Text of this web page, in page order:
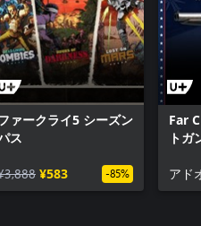
ァークライ5 シーズン
ス
¥583 -85%
Far
トガ
アド